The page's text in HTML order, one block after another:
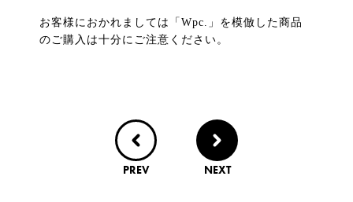
お客様におかれましては「Wpc.」を模倣した商品
のご購入は十分にご注意ください。
PREV NEXT